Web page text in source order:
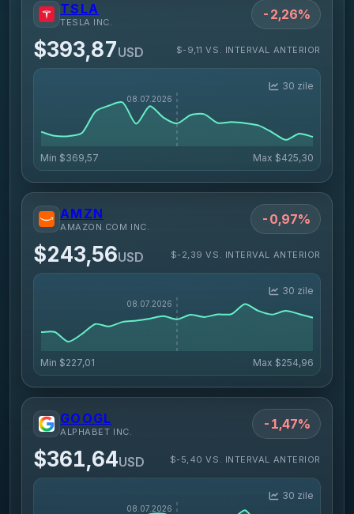
TSLA
TESLA INC. -2,26%
$393,87USD $-9,11 VS. INTERVAL ANTERIOR
30 zile
Min $369,57 Max $425,30
AMZN
AMAZON.COM INC. -0,97%
$243,56USD $-2,39 VS. INTERVAL ANTERIOR
30 zile
Min $227,01 Max $254,96
GOOGL
ALPHABET INC. -1,47%
$361,64USD $-5,40 VS. INTERVAL ANTERIOR
30 zile